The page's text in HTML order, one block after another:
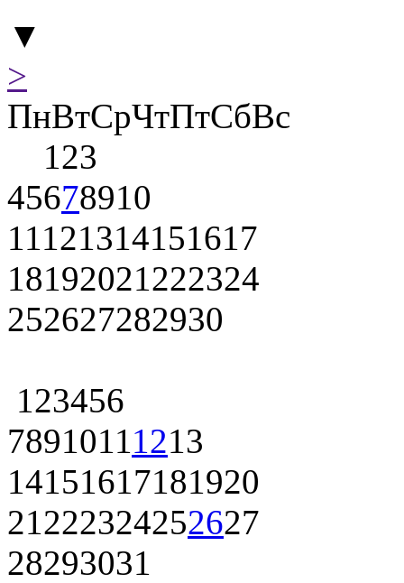
▼
>
ПнВтСрЧтПтСбВс
123
45678910
11121314151617
18192021222324
252627282930
123456
78910111213
14151617181920
21222324252627
28293031